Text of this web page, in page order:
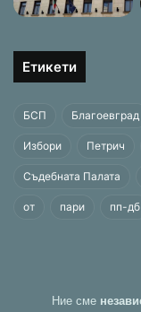
Етикети
БСП Благоевград
Избори Петрич
Съдебната Палата
от пари пп-дб
Ние сме